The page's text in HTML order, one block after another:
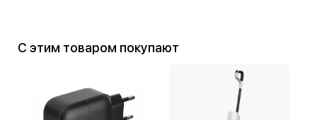
С этим товаром покупают